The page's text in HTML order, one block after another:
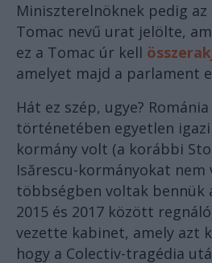
Miniszterelnöknek pedig
Tomac nevű urat jelölte,
ez a Tomac úr kell
amelyet majd a parlament
Hát ez szép, ugye?
történetében egyetlen
kormány volt (a korábbi
Isărescu-kormányokat nem
többségben voltak bennük
2015 és 2017 között
vezette kabinet, amely azt
hogy a Colectiv-tragédia